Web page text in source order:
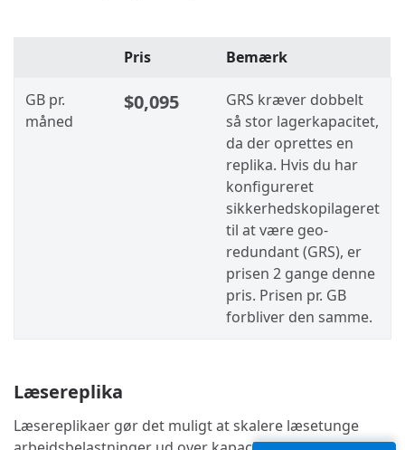
Pris Bemærk
GB pr.
måned
$0,095
GRS kræver dobbelt
så stor lagerkapacitet,
da der oprettes en
replika. Hvis du har
konfigureret
sikkerhedskopilageret
til at være geo-
redundant (GRS), er
prisen 2 gange denne
pris. Prisen pr. GB
forbliver den samme.
Læsereplika
Læsereplikaer gør det muligt at skalere læsetunge